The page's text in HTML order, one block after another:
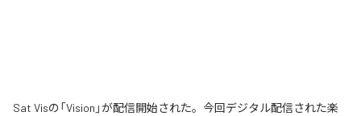
Sat Visの「Vision」が配信開始された。今回デジタル配信された楽